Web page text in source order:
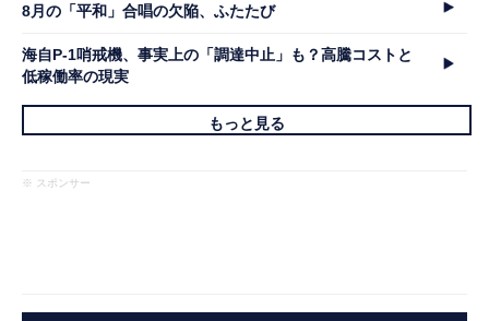
8月の「平和」合唱の欠陥、ふたたび
海自P-1哨戒機、事実上の「調達中止」も？高騰コストと
低稼働率の現実
もっと見る
※ スポンサー